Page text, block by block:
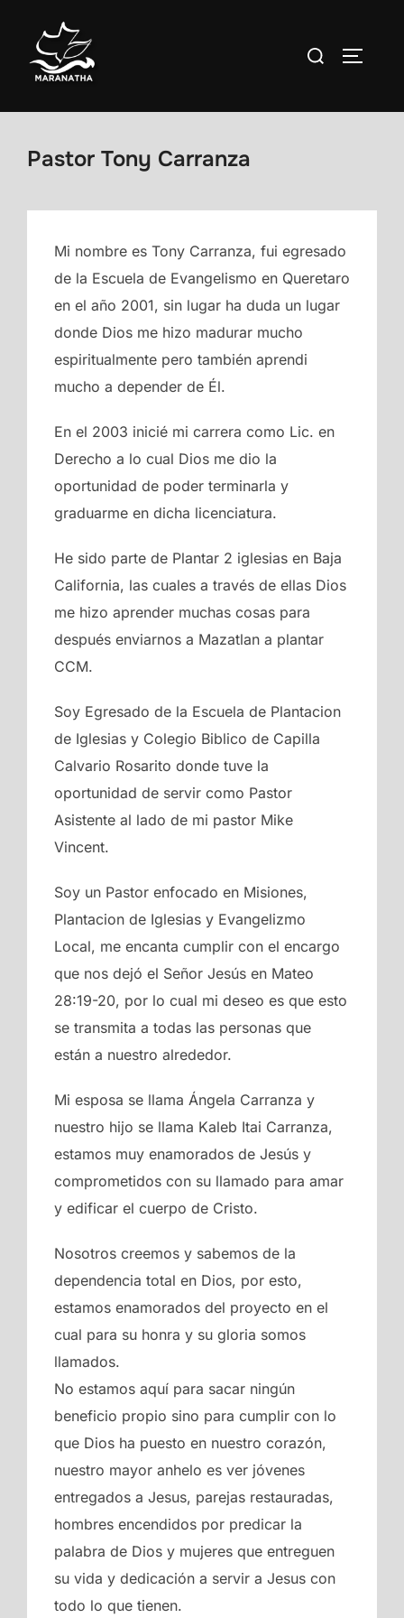
contenido
Buscar:
Pastor Tony Carranza
Mi nombre es Tony Carranza, fui egresado
de la Escuela de Evangelismo en Queretaro
en el año 2001, sin lugar ha duda un lugar
donde Dios me hizo madurar mucho
espiritualmente pero también aprendi
mucho a depender de Él.
En el 2003 inicié mi carrera como Lic. en
Derecho a lo cual Dios me dio la
oportunidad de poder terminarla y
graduarme en dicha licenciatura.
He sido parte de Plantar 2 iglesias en Baja
California, las cuales a través de ellas Dios
me hizo aprender muchas cosas para
después enviarnos a Mazatlan a plantar
CCM.
Soy Egresado de la Escuela de Plantacion
de Iglesias y Colegio Biblico de Capilla
Calvario Rosarito donde tuve la
oportunidad de servir como Pastor
Asistente al lado de mi pastor Mike
Vincent.
Soy un Pastor enfocado en Misiones,
Plantacion de Iglesias y Evangelizmo
Local, me encanta cumplir con el encargo
que nos dejó el Señor Jesús en Mateo
28:19-20, por lo cual mi deseo es que esto
se transmita a todas las personas que
están a nuestro alrededor.
Mi esposa se llama Ángela Carranza y
nuestro hijo se llama Kaleb Itai Carranza,
estamos muy enamorados de Jesús y
comprometidos con su llamado para amar
y edificar el cuerpo de Cristo.
Nosotros creemos y sabemos de la
dependencia total en Dios, por esto,
estamos enamorados del proyecto en el
cual para su honra y su gloria somos
llamados.
No estamos aquí para sacar ningún
beneficio propio sino para cumplir con lo
que Dios ha puesto en nuestro corazón,
nuestro mayor anhelo es ver jóvenes
entregados a Jesus, parejas restauradas,
hombres encendidos por predicar la
palabra de Dios y mujeres que entreguen
su vida y dedicación a servir a Jesus con
todo lo que tienen.